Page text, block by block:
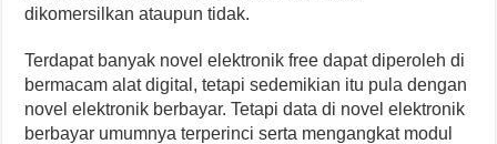
dikomersilkan ataupun tidak.
Terdapat banyak novel elektronik free dapat diperoleh di
bermacam alat digital, tetapi sedemikian itu pula dengan
novel elektronik berbayar. Tetapi data di novel elektronik
berbayar umumnya terperinci serta mengangkat modul